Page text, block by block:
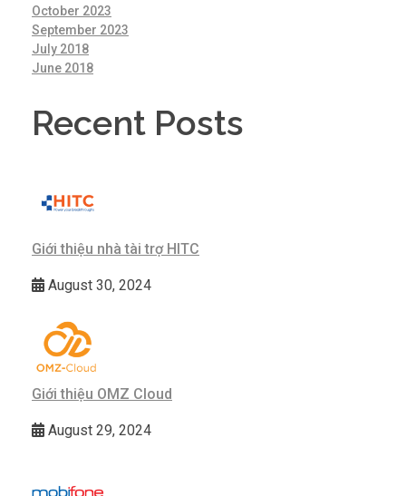
October 2023
September 2023
July 2018
June 2018
Recent Posts
Giới thiệu nhà tài trợ HITC
August 30, 2024
Giới thiệu OMZ Cloud
August 29, 2024